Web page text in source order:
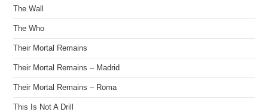
The Wall
The Who
Their Mortal Remains
Their Mortal Remains – Madrid
Their Mortal Remains – Roma
This Is Not A Drill